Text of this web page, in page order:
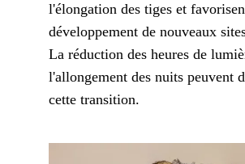
l'élongation des tiges et
développement de nouveaux
La réduction des heures de
l'allongement des nuits peuvent
cette transition.